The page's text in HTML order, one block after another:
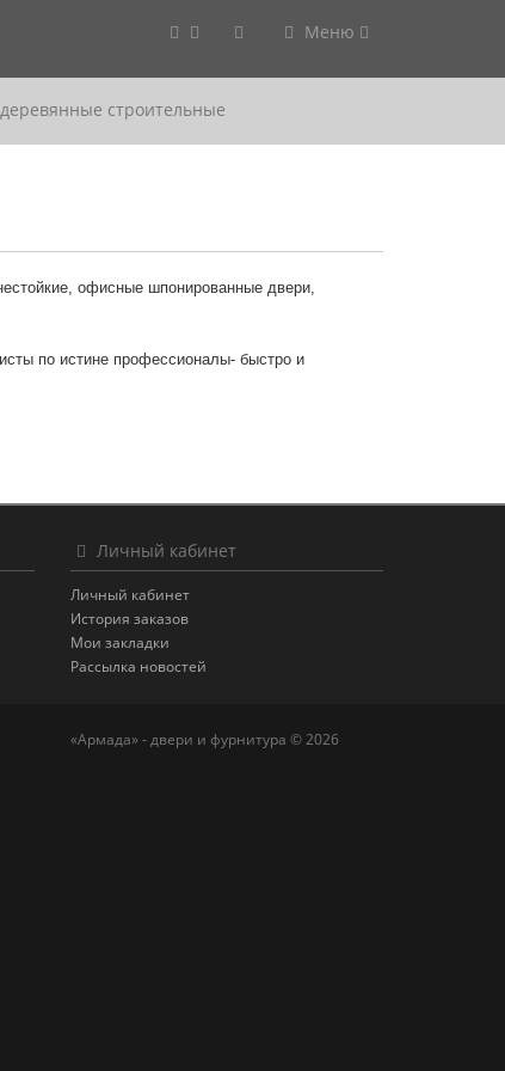
Меню
строительные
офисные шпонированные двери,
по истине профессионалы- быстро и
Личный кабинет
Личный кабинет
История заказов
Мои закладки
Рассылка новостей
«Армада» - двери и фурнитура © 2026